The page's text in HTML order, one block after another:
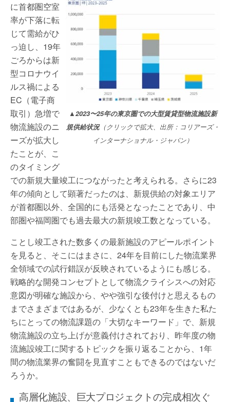
▲2023〜25年の東京圏での大型賃貸型物流施設新
規供給状況（クリックで拡大、出所：コリアーズ・
インターナショナル・ジャパン）
に首都圏空室
率が下落に転
じて需給がひ
っ迫し、19年
ごろからは新
型コロナウイ
ルス禍による
EC（電子商
取引）急増で
物流施設のニ
ーズが拡大し
たことが、こ
のタイミング
での新規大量竣工につながったと考えられる。さらに23
年の傾向として顕著だったのは、新規供給の対象エリア
が首都圏以外、全国的にも活発となったことであり、中
部圏や福岡圏でも過去最大の新規竣工数となっている。
ことし竣工された数多くの最新施設のアピールポイント
を見ると、そこにはまさに、24年を目前にした物流業界
全領域での試行錯誤が反映されているようにも感じる。
戦略的な開発コンセプトとして物流クライシスへの対応
意図が明確な施設から、やや強引な後付けと思えるもの
までさまざまではあるが、少なくとも23年を生きた私た
ちにとっての物流課題の「大切なキーワード」で、新規
物流施設の立ち上げが意義付けされており、昨年度の物
流施設竣工に関するトピックを振り返ることから、1年
間の物流業界の奮闘を見直すこともできるのではないだ
ろうか。
高層化施設、巨大プロジェクトの完成相次ぐ